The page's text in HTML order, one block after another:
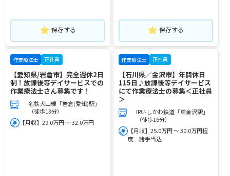
保存する 保存する
作業療法士 正社員
【愛知県/岩倉市】完全週休2日
制！放課後等デイサービスでの
作業療法士さん募集です！
名鉄犬山線「岩倉(愛知)駅」
（徒歩13分）
【月収】29.0万円 ～ 32.0万円
作業療法士 正社員
【石川県／金沢市】年間休日
115日♪放課後等デイサービス
にて作業療法士の募集＜正社員
＞
IRいしかわ鉄道「東金沢駅」
（徒歩16分）
【月収】25.0万円 ～ 30.0万円程
度 諸手当込